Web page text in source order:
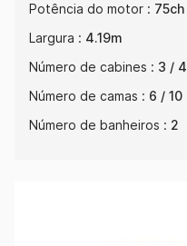
Potência do motor : 75ch
Largura : 4.19m
Número de cabines : 3 / 4
Número de camas : 6 / 10
Número de banheiros : 2